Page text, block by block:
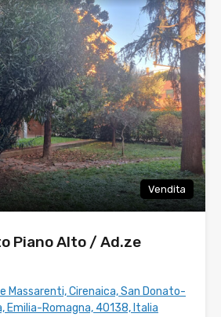
Vendita
Piano Alto / Ad.ze
Massarenti, Cirenaica, San Donato-
Emilia-Romagna, 40138, Italia